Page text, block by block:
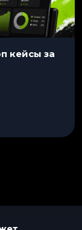
кейсы за